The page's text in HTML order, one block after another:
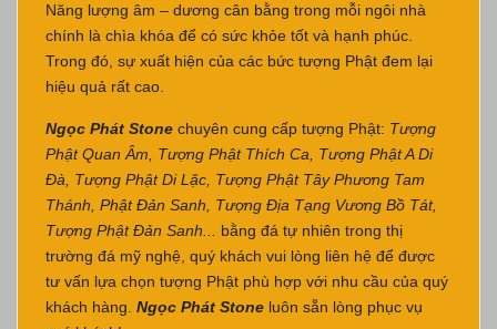
Năng lượng âm – dương cân bằng trong mỗi ngôi nhà
chính là chìa khóa để có sức khỏe tốt và hạnh phúc.
Trong đó, sự xuất hiện của các bức tượng Phật đem lại
hiệu quả rất cao.
Ngọc Phát Stone chuyên cung cấp tượng Phật: Tượng
Phật Quan Âm, Tượng Phật Thích Ca, Tượng Phật A Di
Đà, Tượng Phật Di Lặc, Tượng Phật Tây Phương Tam
Thánh, Phật Đản Sanh, Tượng Địa Tạng Vương Bồ Tát,
Tượng Phật Đản Sanh... bằng đá tự nhiên trong thị
trường đá mỹ nghệ, quý khách vui lòng liên hệ để được
tư vấn lựa chọn tượng Phật phù hợp với nhu cầu của quý
khách hàng. Ngọc Phát Stone luôn sẵn lòng phục vụ